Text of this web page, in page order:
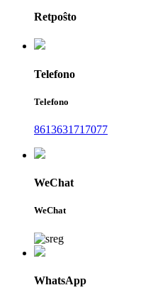
Retpoŝto
Telefono
Telefono
8613631717077
WeChat
WeChat
WhatsApp